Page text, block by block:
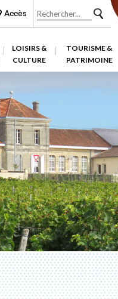
Accès
LOISIRS &
CULTURE
TOURISME &
PATRIMOINE